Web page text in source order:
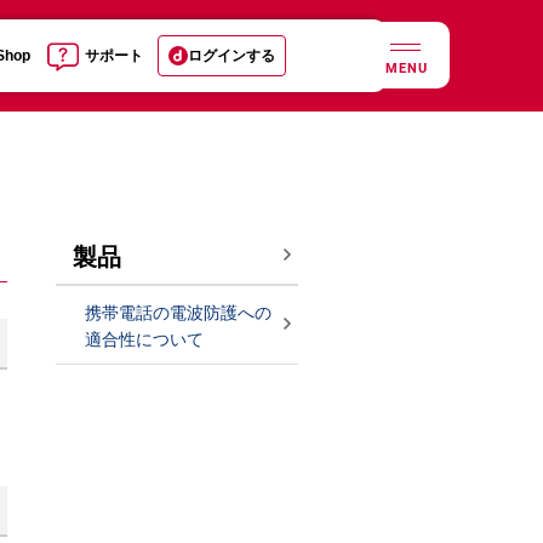
サポート ログインする
MENU
製品
携帯電話の電波防護への
適合性について